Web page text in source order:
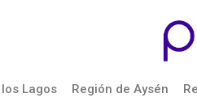
Lagos Región de Aysén